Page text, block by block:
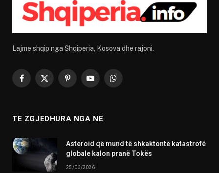
Lajme shqip nga Shqiperia, Kosova dhe rajoni.
Facebook
X
PinterestYouTubeWhatsApp
TE ZGJEDHURA NGA NE
Asteroid që mund të shkaktonte katastrofë
globale kalon pranë Tokës
25/06/2026